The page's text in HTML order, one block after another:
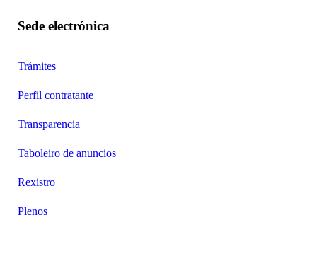
Sede electrónica
Trámites
Perfil contratante
Transparencia
Taboleiro de anuncios
Rexistro
Plenos